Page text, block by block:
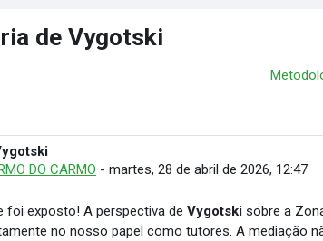
de Vygotski
DO CARMO -martes, 28 de abril de 2026, 12:47
foi exposto! A perspectiva deVygotski sobre a
no nosso papel como tutores. A mediação